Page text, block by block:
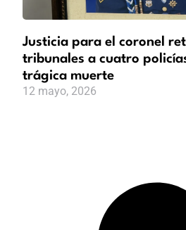
Justicia para el coronel
tribunales a cuatro
trágica muerte
12 mayo, 2026